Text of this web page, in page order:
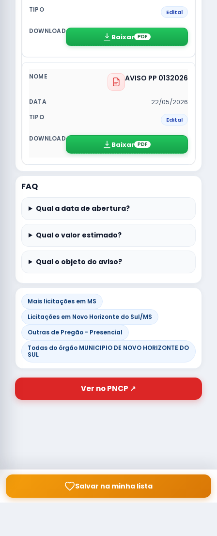
Edital
Baixar PDF
AVISO PP 0132026
22/05/2026
Edital
Baixar PDF
FAQ
Qual a data de abertura?
Qual o valor estimado?
Qual o objeto do aviso?
Mais licitações em MS
Licitações em Novo Horizonte do Sul/MS
Outras de Pregão - Presencial
Todas do órgão MUNICIPIO DE NOVO HORIZONTE DO
SUL
Ver no PNCP ↗
Salvar na minha lista